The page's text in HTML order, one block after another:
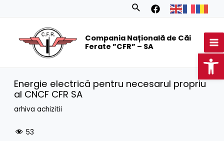
Search
Compania Națională de Căi
Ferate ”CFR” – SA
Energie electrică pentru necesarul propriu
al CNCF CFR SA
arhiva achizitii
53